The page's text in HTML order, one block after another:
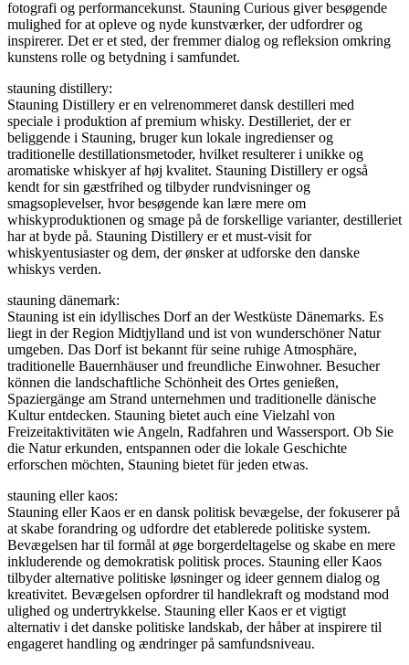
fotografi og performancekunst. Stauning Curious giver besøgende
mulighed for at opleve og nyde kunstværker, der udfordrer og
inspirerer. Det er et sted, der fremmer dialog og refleksion omkring
kunstens rolle og betydning i samfundet.
stauning distillery:
Stauning Distillery er en velrenommeret dansk destilleri med
speciale i produktion af premium whisky. Destilleriet, der er
beliggende i Stauning, bruger kun lokale ingredienser og
traditionelle destillationsmetoder, hvilket resulterer i unikke og
aromatiske whiskyer af høj kvalitet. Stauning Distillery er også
kendt for sin gæstfrihed og tilbyder rundvisninger og
smagsoplevelser, hvor besøgende kan lære mere om
whiskyproduktionen og smage på de forskellige varianter, destilleriet
har at byde på. Stauning Distillery er et must-visit for
whiskyentusiaster og dem, der ønsker at udforske den danske
whiskys verden.
stauning dänemark:
Stauning ist ein idyllisches Dorf an der Westküste Dänemarks. Es
liegt in der Region Midtjylland und ist von wunderschöner Natur
umgeben. Das Dorf ist bekannt für seine ruhige Atmosphäre,
traditionelle Bauernhäuser und freundliche Einwohner. Besucher
können die landschaftliche Schönheit des Ortes genießen,
Spaziergänge am Strand unternehmen und traditionelle dänische
Kultur entdecken. Stauning bietet auch eine Vielzahl von
Freizeitaktivitäten wie Angeln, Radfahren und Wassersport. Ob Sie
die Natur erkunden, entspannen oder die lokale Geschichte
erforschen möchten, Stauning bietet für jeden etwas.
stauning eller kaos:
Stauning eller Kaos er en dansk politisk bevægelse, der fokuserer på
at skabe forandring og udfordre det etablerede politiske system.
Bevægelsen har til formål at øge borgerdeltagelse og skabe en mere
inkluderende og demokratisk politisk proces. Stauning eller Kaos
tilbyder alternative politiske løsninger og ideer gennem dialog og
kreativitet. Bevægelsen opfordrer til handlekraft og modstand mod
ulighed og undertrykkelse. Stauning eller Kaos er et vigtigt
alternativ i det danske politiske landskab, der håber at inspirere til
engageret handling og ændringer på samfundsniveau.